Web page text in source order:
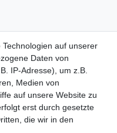
AGB
Widerrufs­recht
auf unserer
Daten von
IP-Adresse), um z.B.
Medien von
auf unsere Website zu
erst durch gesetzte
die wir in den